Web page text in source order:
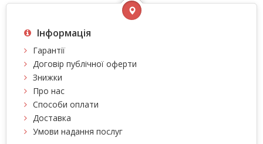
Інформація
Гарантії
Договір публічної оферти
Знижки
Про нас
Способи оплати
Доставка
Умови надання послуг